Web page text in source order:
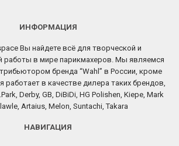
ИНФОРМАЦИЯ
Вы найдете всё для творческой и
работы в мире парикмахеров. Мы являемся
бренда “Wahl” в России, кроме
работает в качестве дилера таких брендов,
Derby, GB, DiBiDi, HG Polishen, Kiepe, Mark
Artaius, Melon, Suntachi, Takara
НАВИГАЦИЯ